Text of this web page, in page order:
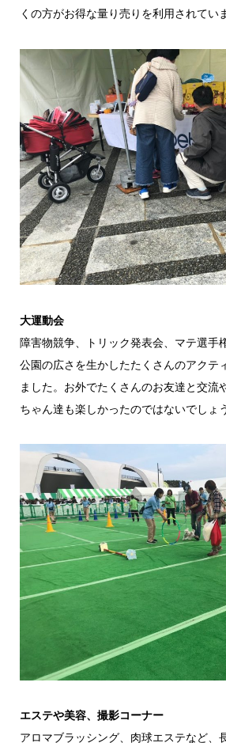
くの方がお得な量り売りを利用されてい
大運動会
障害物競争、トリック発表会、マテ選手
公園の広さを生かしたたくさんのアクテ
ました。お外でたくさんのお友達と交流
ちゃん達も楽しかったのではないでしょう
エステや美容、撮影コーナー
アロマブラッシング、肉球エステなど、